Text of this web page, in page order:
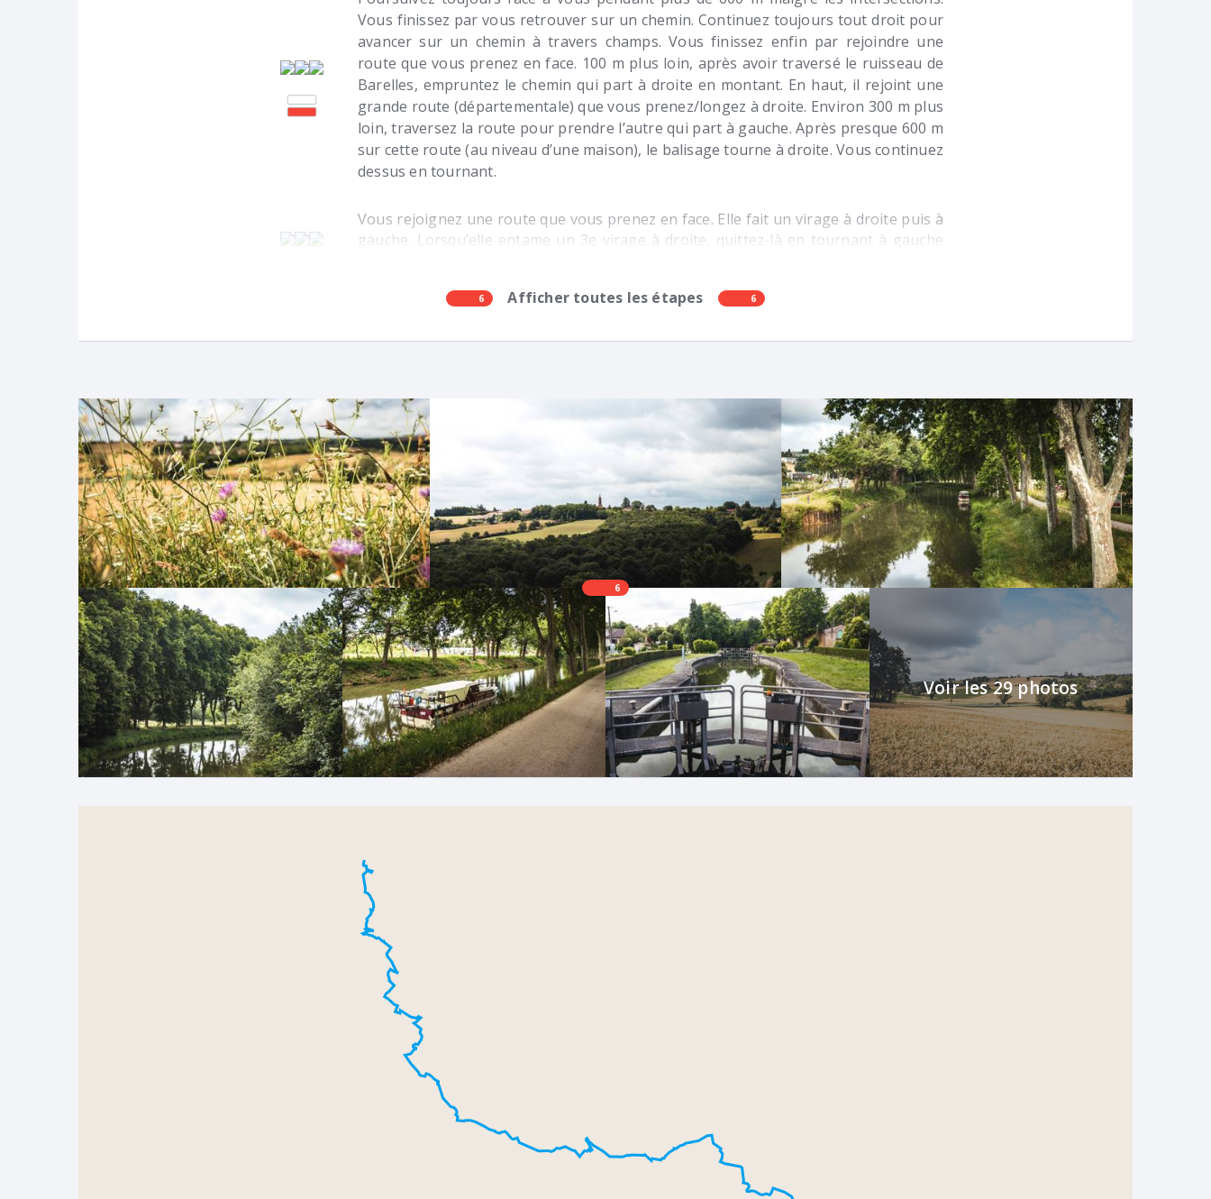
Vous finissez par vous retrouver sur un chemin. Continuez toujours tout droit pour
avancer sur un chemin à travers champs. Vous finissez enfin par rejoindre une
route que vous prenez en face. 100 m plus loin, après avoir traversé le ruisseau de
Barelles, empruntez le chemin qui part à droite en montant. En haut, il rejoint une
grande route (départementale) que vous prenez/longez à droite. Environ 300 m plus
loin, traversez la route pour prendre l’autre qui part à gauche. Après presque 600 m
sur cette route (au niveau d’une maison), le balisage tourne à droite. Vous continuez
dessus en tournant.
6 Afficher toutes les étapes 6
Vous rejoignez une route que vous prenez en face. Elle fait un virage à droite puis à
gauche. Lorsqu’elle entame un 3e virage à droite, quittez-là en tournant à gauche
ensuite la rivière La Grasse puis entamez sur la droite une montée en direction du
grand chemin puis tournez à gauche et tout de suite à droite sur la rue des Écoles.
droite sur la rue de l’enclos et 50 m plus loin à gauche sur le chemin. Après 300 m,
bifurquez sur le premier chemin qui se présente à droite. Poursuivez toujours tout
droit. Le chemin descend, puis remonte et vous mène sur un autre chemin que vous
prenez en face. Au carrefour suivant, tournez à gauche sur la route. Tournez
ensuite sur la première à droite. Poursuivez tout droit jusqu’au hameau de St-
Sernin. Vous passez le cimetière puis, au niveau des premières maisons, quittez la
route principale qui tourne à gauche en continuant en face. Après 300 m, vous
croisez une nouvelle route que vous traversez pour poursuivre en face.
6
Voir les 29 photos